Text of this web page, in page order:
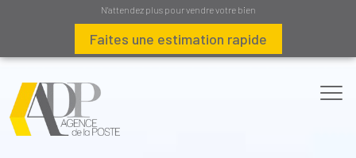
N'attendez plus pour vendre votre bien
Faites une estimation rapide